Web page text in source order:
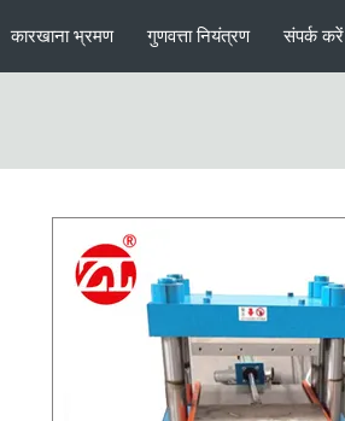
कारखाना भ्रमण गुणवत्ता नियंत्रण संपर्क करें